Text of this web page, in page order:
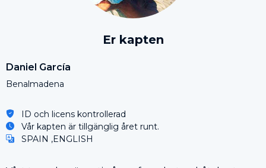
Er kapten
Daniel García
Benalmadena
ID och licens kontrollerad
Vår kapten är tillgänglig året runt.
SPAIN ,ENGLISH